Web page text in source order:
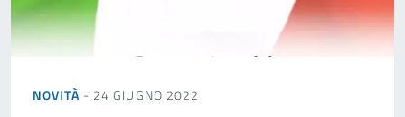
NOVITÀ - 24 GIUGNO 2022